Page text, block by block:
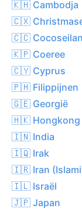
🇰🇭 Cambodja
🇨🇽
🇨🇨
🇰🇵 Coeree
🇨🇾 Cyprus
🇵🇭 Filippijnen
🇬🇪 Georgië
🇭🇰 Hongkong
🇮🇳 India
🇮🇶 Irak
🇮🇷 Iran
🇮🇱 Israël
🇯🇵 Japan